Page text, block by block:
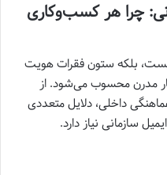
چرا هر کسب‌وکاری
نیست، بلکه ستون فقرات هویت
مدرن محسوب می‌شود. از
داخلی، دلایل متعددی
سازمانی نیاز دارد.